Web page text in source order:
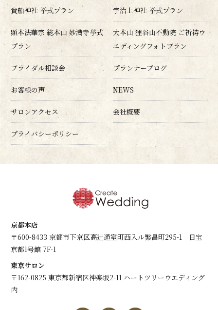
貴船神社 挙式プラン 宇治上神社 挙式プラン
顕本法華宗 総本山 妙満寺挙式
プラン
大本山 狸谷山不動院 ご祈祷ウ
エディングフォトプラン
ブライダル相談会 プランナーブログ
お客様の声 NEWS
サロンアクセス 会社概要
プライバシーポリシー
京都本店
〒600-8433 京都市下京区高辻通室町西入ル繁昌町295-1 日宝
京都1号館 7F-1
東京サロン
〒162-0825 東京都新宿区神楽坂2-11 ハートツリーウエディング
内